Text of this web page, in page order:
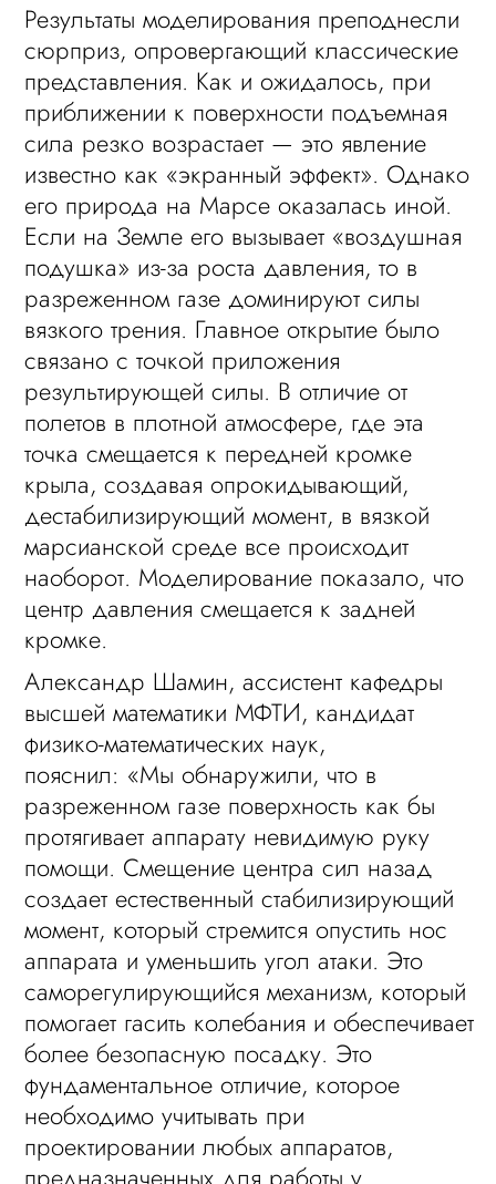
Результаты моделирования преподнесли
сюрприз, опровергающий классические
представления. Как и ожидалось, при
приближении к поверхности подъемная
сила резко возрастает — это явление
известно как «экранный эффект». Однако
его природа на Марсе оказалась иной.
Если на Земле его вызывает «воздушная
подушка» из-за роста давления, то в
разреженном газе доминируют силы
вязкого трения. Главное открытие было
связано с точкой приложения
результирующей силы. В отличие от
полетов в плотной атмосфере, где эта
точка смещается к передней кромке
крыла, создавая опрокидывающий,
дестабилизирующий момент, в вязкой
марсианской среде все происходит
наоборот. Моделирование показало, что
центр давления смещается к задней
кромке.
Александр Шамин, асcистент кафедры
высшей математики МФТИ, кандидат
физико-математических наук,
пояснил: «Мы обнаружили, что в
разреженном газе поверхность как бы
протягивает аппарату невидимую руку
помощи. Смещение центра сил назад
создает естественный стабилизирующий
момент, который стремится опустить нос
аппарата и уменьшить угол атаки. Это
саморегулирующийся механизм, который
помогает гасить колебания и обеспечивает
более безопасную посадку. Это
фундаментальное отличие, которое
необходимо учитывать при
проектировании любых аппаратов,